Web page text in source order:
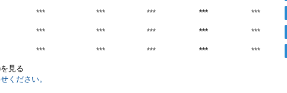
*** *** *** *** ***
*** *** *** *** ***
*** *** *** *** ***
見る
ください。